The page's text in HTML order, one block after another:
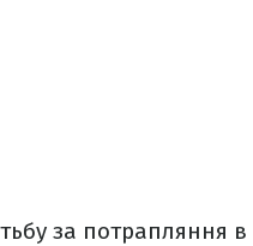
за потрапляння в